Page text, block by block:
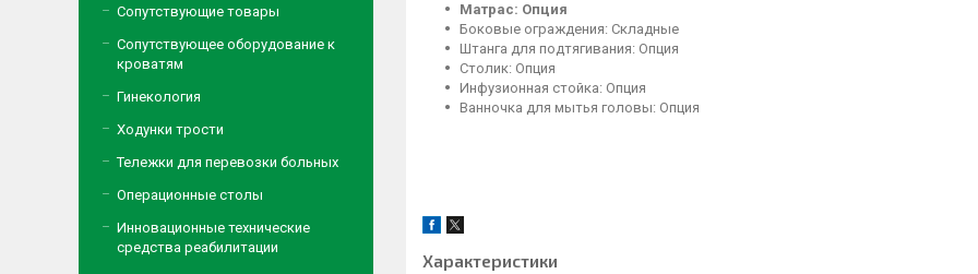
Матрас: Опция
Боковые ограждения: Складные
Штанга для подтягивания: Опция
Столик: Опция
Инфузионная стойка: Опция
Ванночка для мытья головы: Опция
Характеристики
Сопутствующие товары
Сопутствующее оборудование к
кроватям
Гинекология
Ходунки трости
Тележки для перевозки больных
Операционные столы
Инновационные технические
средства реабилитации